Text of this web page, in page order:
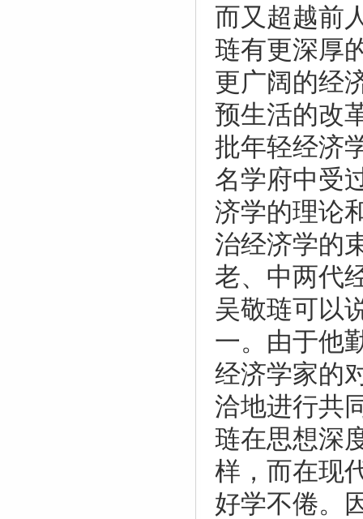
而又超越前
琏有更深厚
更广阔的经
预生活的改
批年轻经济
名学府中受
济学的理论
治经济学的
老、中两代
吴敬琏可以
一。由于他
经济学家的
洽地进行共
琏在思想深
样，而在现
好学不倦。